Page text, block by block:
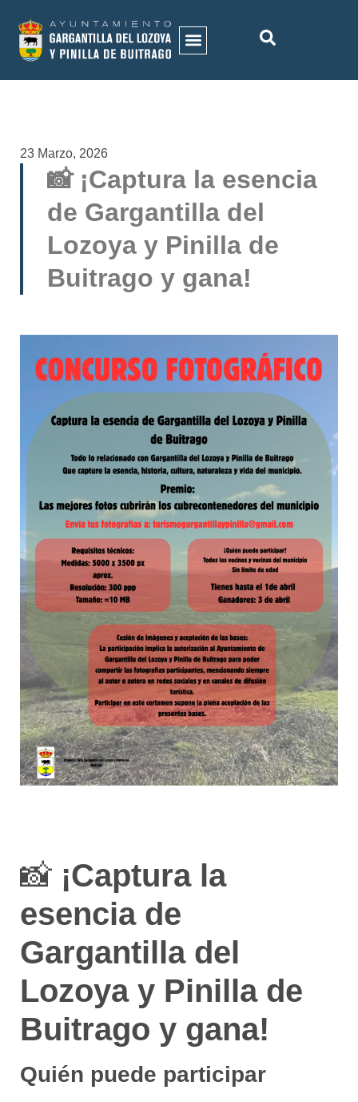
23 Marzo, 2026
📸 ¡Captura la esencia
de Gargantilla del
Lozoya y Pinilla de
Buitrago y gana!
📸 ¡Captura la
esencia de
Gargantilla del
Lozoya y Pinilla de
Buitrago y gana!
Quién puede participar